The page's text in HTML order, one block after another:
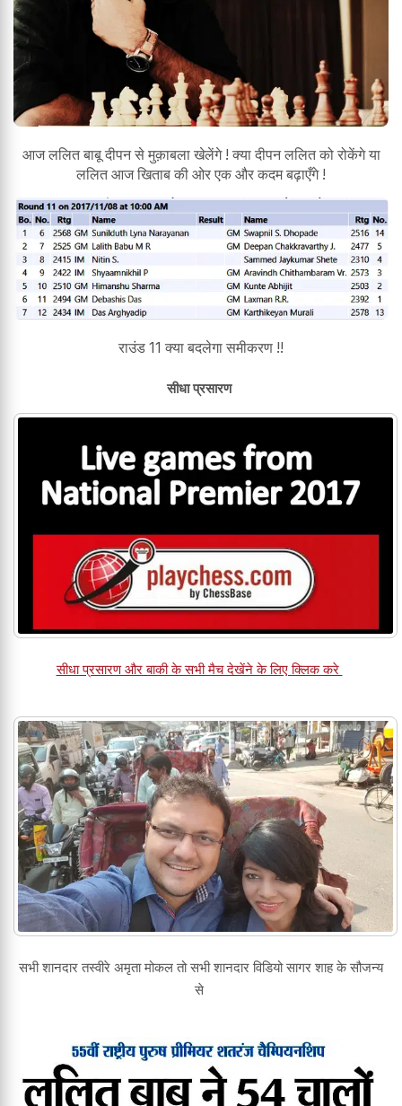
आज ललित बाबू दीपन से मुक़ाबला खेलेंगे ! क्या दीपन ललित को रोकेंगे या
ललित आज खिताब की ओर एक और कदम बढ़ाएँगे !
राउंड 11 क्या बदलेगा समीकरण !!
सीधा प्रसारण
सीधा प्रसारण और बाकी के सभी मैच देखेंने के लिए क्लिक करे
सभी शानदार तस्वीरे अमृता मोकल तो सभी शानदार विडियो सागर शाह के सौजन्य
से